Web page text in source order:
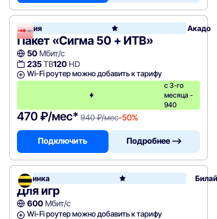
Акция Акадо
Пакет «Сигма 50 + ИТВ»
50Мбит/с
235ТВ120HD
Wi-Fi роутер можно добавить к тарифу
с 3-го
месяца -
940
470 ₽/мес* 940 ₽/мес-50%
Подключить Подробнее —>
Новинка
Для игр
600Мбит/с
Wi-Fi роутер можно добавить к тарифу